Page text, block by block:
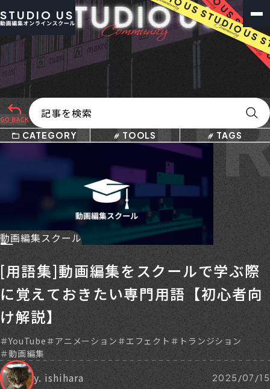
STUDIO US
CATEGORY TOOLS TAGS
動画編集スクール
[用語集]動画編集をスクールで学ぶ際
に覚えておきたい専門用語【初心者向
け解説】
YouTube アニメーション エフェクト
トランジション
動画編集
y. ishihara 2025/07/15